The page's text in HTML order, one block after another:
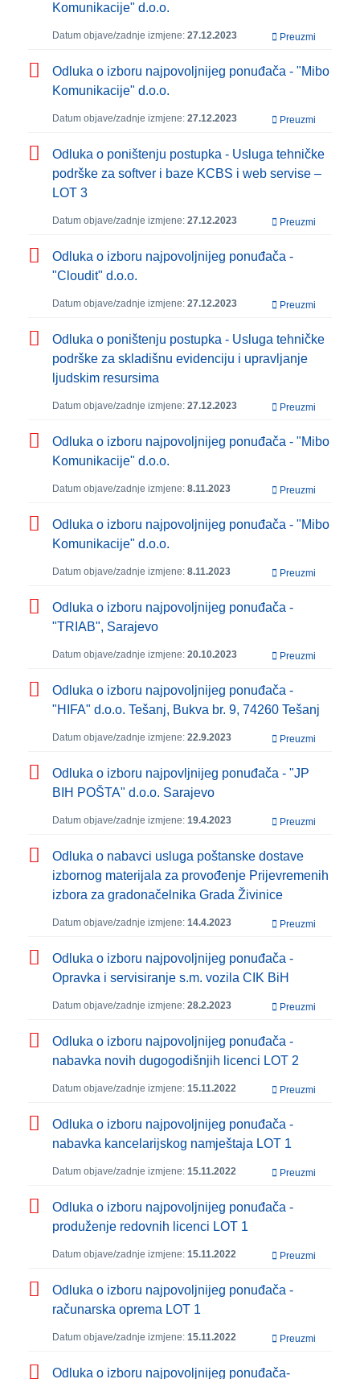
Komunikacije" d.o.o.
Datum objave/zadnje izmjene: 27.12.2023 Preuzmi
Odluka o izboru najpovoljnijeg ponuđača - "Mibo
Komunikacije" d.o.o.
Datum objave/zadnje izmjene: 27.12.2023 Preuzmi
Odluka o poništenju postupka - Usluga tehničke
podrške za softver i baze KCBS i web servise –
LOT 3
Datum objave/zadnje izmjene: 27.12.2023 Preuzmi
Odluka o izboru najpovoljnijeg ponuđača -
"Cloudit" d.o.o.
Datum objave/zadnje izmjene: 27.12.2023 Preuzmi
Odluka o poništenju postupka - Usluga tehničke
podrške za skladišnu evidenciju i upravljanje
ljudskim resursima
Datum objave/zadnje izmjene: 27.12.2023 Preuzmi
Odluka o izboru najpovoljnijeg ponuđača - "Mibo
Komunikacije" d.o.o.
Datum objave/zadnje izmjene: 8.11.2023 Preuzmi
Odluka o izboru najpovoljnijeg ponuđača - "Mibo
Komunikacije" d.o.o.
Datum objave/zadnje izmjene: 8.11.2023 Preuzmi
Odluka o izboru najpovoljnijeg ponuđača -
"TRIAB", Sarajevo
Datum objave/zadnje izmjene: 20.10.2023 Preuzmi
Odluka o izboru najpovoljnijeg ponuđača -
"HIFA" d.o.o. Tešanj, Bukva br. 9, 74260 Tešanj
Datum objave/zadnje izmjene: 22.9.2023 Preuzmi
Odluka o izboru najpovljnijeg ponuđača - "JP
BIH POŠTA" d.o.o. Sarajevo
Datum objave/zadnje izmjene: 19.4.2023 Preuzmi
Odluka o nabavci usluga poštanske dostave
izbornog materijala za provođenje Prijevremenih
izbora za gradonačelnika Grada Živinice
Datum objave/zadnje izmjene: 14.4.2023 Preuzmi
Odluka o izboru najpovoljnijeg ponuđača -
Opravka i servisiranje s.m. vozila CIK BiH
Datum objave/zadnje izmjene: 28.2.2023 Preuzmi
Odluka o izboru najpovoljnijeg ponuđača -
nabavka novih dugogodišnjih licenci LOT 2
Datum objave/zadnje izmjene: 15.11.2022 Preuzmi
Odluka o izboru najpovoljnijeg ponuđača -
nabavka kancelarijskog namještaja LOT 1
Datum objave/zadnje izmjene: 15.11.2022 Preuzmi
Odluka o izboru najpovoljnijeg ponuđača -
produženje redovnih licenci LOT 1
Datum objave/zadnje izmjene: 15.11.2022 Preuzmi
Odluka o izboru najpovoljnijeg ponuđača -
računarska oprema LOT 1
Datum objave/zadnje izmjene: 15.11.2022 Preuzmi
Odluka o izboru najpovoljnijeg ponuđača-